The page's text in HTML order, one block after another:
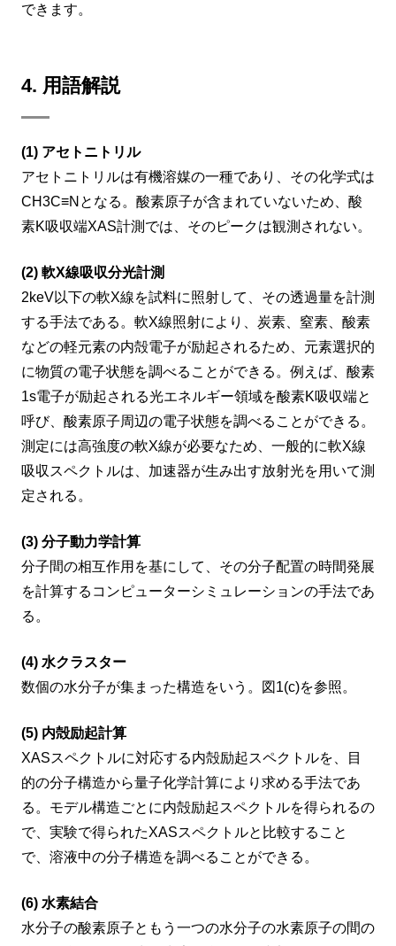
できます。
4. 用語解説
(1) アセトニトリル
アセトニトリルは有機溶媒の一種であり、その化学式は
CH3C≡Nとなる。酸素原子が含まれていないため、酸
素K吸収端XAS計測では、そのピークは観測されない。
(2) 軟X線吸収分光計測
2keV以下の軟X線を試料に照射して、その透過量を計測
する手法である。軟X線照射により、炭素、窒素、酸素
などの軽元素の内殻電子が励起されるため、元素選択的
に物質の電子状態を調べることができる。例えば、酸素
1s電子が励起される光エネルギー領域を酸素K吸収端と
呼び、酸素原子周辺の電子状態を調べることができる。
測定には高強度の軟X線が必要なため、一般的に軟X線
吸収スペクトルは、加速器が生み出す放射光を用いて測
定される。
(3) 分子動力学計算
分子間の相互作用を基にして、その分子配置の時間発展
を計算するコンピューターシミュレーションの手法であ
る。
(4) 水クラスター
数個の水分子が集まった構造をいう。図1(c)を参照。
(5) 内殻励起計算
XASスペクトルに対応する内殻励起スペクトルを、目
的の分子構造から量子化学計算により求める手法であ
る。モデル構造ごとに内殻励起スペクトルを得られるの
で、実験で得られたXASスペクトルと比較すること
で、溶液中の分子構造を調べることができる。
(6) 水素結合
水分子の酸素原子ともう一つの水分子の水素原子の間の